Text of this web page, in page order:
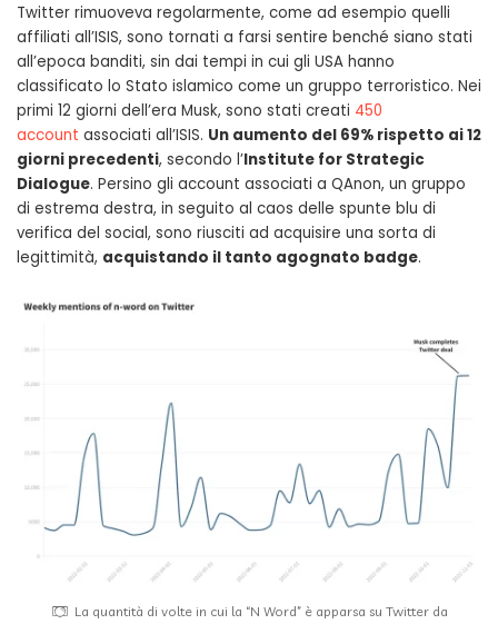
Twitter rimuoveva regolarmente, come ad esempio quelli
affiliati all’ISIS, sono tornati a farsi sentire benché siano stati
all’epoca banditi, sin dai tempi in cui gli USA hanno
classificato lo Stato islamico come un gruppo terroristico. Nei
primi 12 giorni dell’era Musk, sono stati creati 450
account associati all’ISIS. Un aumento del 69% rispetto ai 12
giorni precedenti, secondo l’Institute for Strategic
Dialogue. Persino gli account associati a QAnon, un gruppo
di estrema destra, in seguito al caos delle spunte blu di
verifica del social, sono riusciti ad acquisire una sorta di
legittimità, acquistando il tanto agognato badge.
La quantità di volte in cui la “N Word” è apparsa su Twitter da